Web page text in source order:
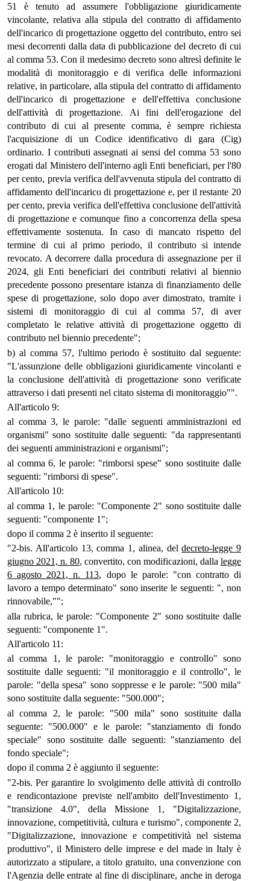
51 è tenuto ad assumere l'obbligazione giuridicamente
vincolante, relativa alla stipula del contratto di affidamento
dell'incarico di progettazione oggetto del contributo, entro sei
mesi decorrenti dalla data di pubblicazione del decreto di cui
al comma 53. Con il medesimo decreto sono altresì definite le
modalità di monitoraggio e di verifica delle informazioni
relative, in particolare, alla stipula del contratto di affidamento
dell'incarico di progettazione e dell'effettiva conclusione
dell'attività di progettazione. Ai fini dell'erogazione del
contributo di cui al presente comma, è sempre richiesta
l'acquisizione di un Codice identificativo di gara (Cig)
ordinario. I contributi assegnati ai sensi del comma 53 sono
erogati dal Ministero dell'interno agli Enti beneficiari, per l'80
per cento, previa verifica dell'avvenuta stipula del contratto di
affidamento dell'incarico di progettazione e, per il restante 20
per cento, previa verifica dell'effettiva conclusione dell'attività
di progettazione e comunque fino a concorrenza della spesa
effettivamente sostenuta. In caso di mancato rispetto del
termine di cui al primo periodo, il contributo si intende
revocato. A decorrere dalla procedura di assegnazione per il
2024, gli Enti beneficiari dei contributi relativi al biennio
precedente possono presentare istanza di finanziamento delle
spese di progettazione, solo dopo aver dimostrato, tramite i
sistemi di monitoraggio di cui al comma 57, di aver
completato le relative attività di progettazione oggetto di
contributo nel biennio precedente";
b) al comma 57, l'ultimo periodo è sostituito dal seguente:
"L'assunzione delle obbligazioni giuridicamente vincolanti e
la conclusione dell'attività di progettazione sono verificate
attraverso i dati presenti nel citato sistema di monitoraggio"".
All'articolo 9:
al comma 3, le parole: "dalle seguenti amministrazioni ed
organismi" sono sostituite dalle seguenti: "da rappresentanti
dei seguenti amministrazioni e organismi";
al comma 6, le parole: "rimborsi spese" sono sostituite dalle
seguenti: "rimborsi di spese".
All'articolo 10:
al comma 1, le parole: "Componente 2" sono sostituite dalle
seguenti: "componente 1";
dopo il comma 2 è inserito il seguente:
"2-bis. All'articolo 13, comma 1, alinea, deldecreto-legge 9
giugno 2021, n. 80, convertito, con modificazioni, dalla legge
6 agosto 2021, n. 113, dopo le parole: "con contratto di
lavoro a tempo determinato" sono inserite le seguenti: ", non
rinnovabile,"";
alla rubrica, le parole: "Componente 2" sono sostituite dalle
seguenti: "componente 1".
All'articolo 11:
al comma 1, le parole: "monitoraggio e controllo" sono
sostituite dalle seguenti: "il monitoraggio e il controllo", le
parole: "della spesa" sono soppresse e le parole: "500 mila"
sono sostituite dalla seguente: "500.000";
al comma 2, le parole: "500 mila" sono sostituite dalla
seguente: "500.000" e le parole: "stanziamento di fondo
speciale" sono sostituite dalle seguenti: "stanziamento del
fondo speciale";
dopo il comma 2 è aggiunto il seguente:
"2-bis. Per garantire lo svolgimento delle attività di controllo
e rendicontazione previste nell'ambito dell'Investimento 1,
"transizione 4.0", della Missione 1, "Digitalizzazione,
innovazione, competitività, cultura e turismo", componente 2,
"Digitalizzazione, innovazione e competitività nel sistema
produttivo", il Ministero delle imprese e del made in Italy è
autorizzato a stipulare, a titolo gratuito, una convenzione con
l'Agenzia delle entrate al fine di disciplinare, anche in deroga